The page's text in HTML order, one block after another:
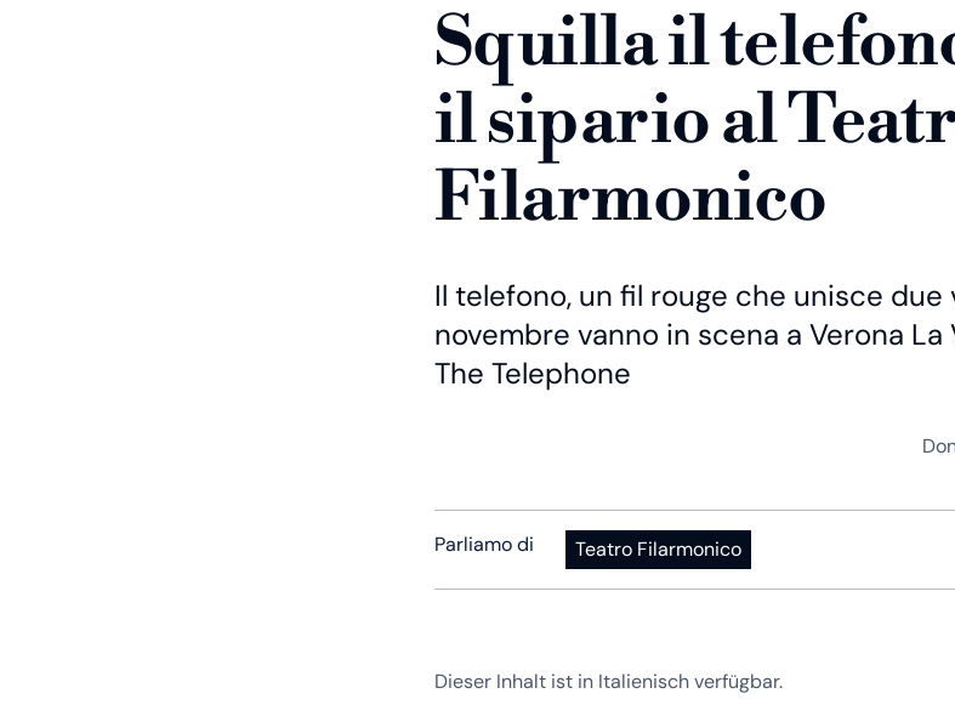
Squilla il
il sipario al
Filarmonico
Il telefono, un fil rouge che unisce due
novembre vanno in scena a Verona La
The Telephone
Parliamo di Teatro Filarmonico
Dieser Inhalt ist in Italienisch verfügbar.